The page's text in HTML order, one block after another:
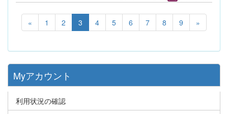
« 1 2 3 4 5 6 7 8 9 »
Myアカウント
利用状況の確認